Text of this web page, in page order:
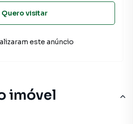
imóvel
Quero visitar
este anúncio